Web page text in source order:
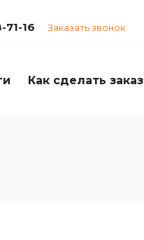
71-16 Заказать звонок
Как сделать заказ